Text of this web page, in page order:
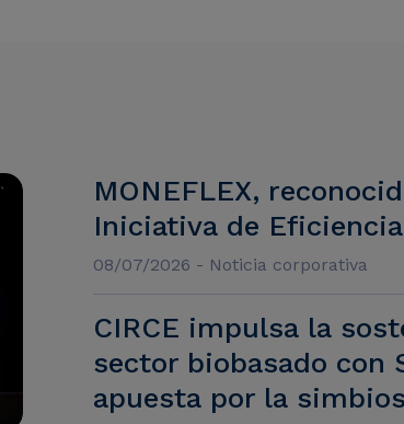
MONEFLEX,
Iniciativa de
08/07/2026 - Noticia corporativa
CIRCE impulsa la
sector biobasado con
apuesta por la